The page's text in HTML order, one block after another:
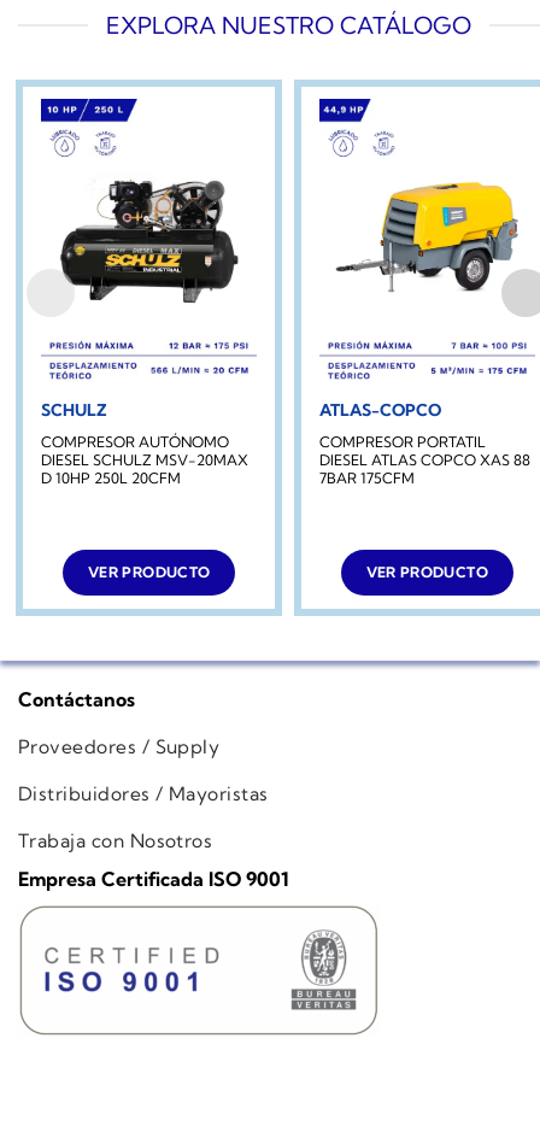
EXPLORA NUESTRO CATÁLOGO
SCHULZ
COMPRESOR AUTÓNOMO
DIESEL SCHULZ MSV-20MAX
D 10HP 250L 20CFM
VER PRODUCTO
ATLAS-COPCO
COMPRESOR PORTATIL
DIESEL ATLAS COPCO XAS 88
7BAR 175CFM
VER PRODUCTO
Contáctanos
Proveedores / Supply
Distribuidores / Mayoristas
Trabaja con Nosotros
Empresa Certificada ISO 9001